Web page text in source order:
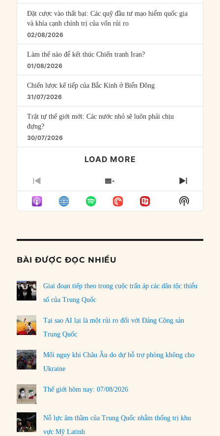
Đặt cược vào thất bại: Các quỹ đầu tư mạo hiểm quốc gia
và khía cạnh chính trị của vốn rủi ro
02/08/2026
Làm thế nào để kết thúc Chiến tranh Iran?
01/08/2026
Chiến lược kế tiếp của Bắc Kinh ở Biển Đông
31/07/2026
Trật tự thế giới mới: Các nước nhỏ sẽ luôn phải chịu
đựng?
30/07/2026
LOAD MORE
PREVIOUS
EPISODE
SHOW
EPISODES
LIST
NEXT
Show
Podcast
BÀI ĐƯỢC ĐỌC NHIỀU
Giai đoạn tiếp theo trong cuộc trấn áp các dân tộc thiểu
số của Trung Quốc
Tại sao AI lại là một rủi ro đối với Đảng Cộng sản
Trung Quốc
Mối nguy khi Châu Âu do dự hỗ trợ phòng không cho
Ukraine
Thế giới hôm nay: 07/08/2026
Nỗ lực âm thầm của Trung Quốc nhằm thống trị khu
vực Mỹ Latinh